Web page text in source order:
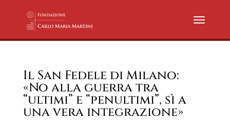
Il San Fedele di Milano:
«No alla guerra tra
“ultimi” e “penultimi”, sì a
una vera integrazione»